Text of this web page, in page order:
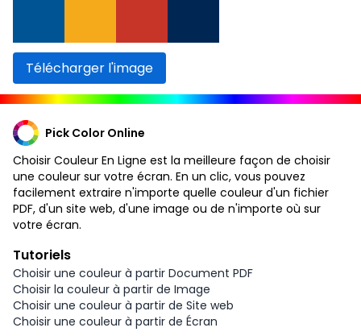
Télécharger l'image
Pick Color Online
Choisir Couleur En Ligne est la meilleure façon de choisir
une couleur sur votre écran. En un clic, vous pouvez
facilement extraire n'importe quelle couleur d'un fichier
PDF, d'un site web, d'une image ou de n'importe où sur
votre écran.
Tutoriels
Choisir une couleur à partir Document PDF
Choisir la couleur à partir de Image
Choisir une couleur à partir de Site web
Choisir une couleur à partir de Écran